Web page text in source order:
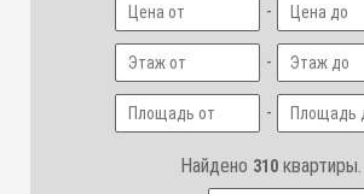
-
-
-
Найдено 310 квартиры.